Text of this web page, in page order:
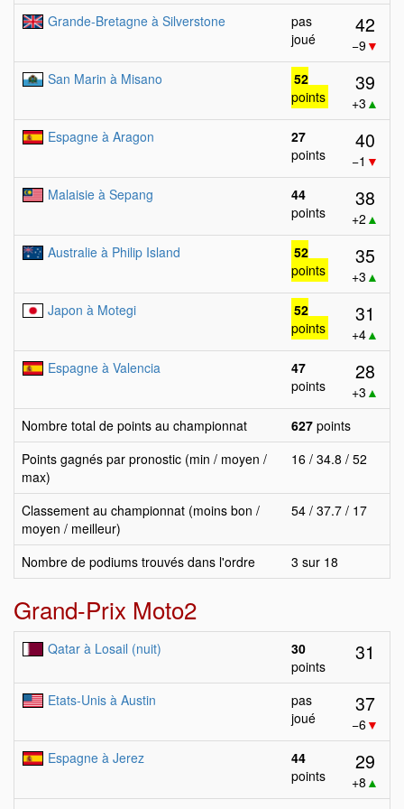
Grande-Bretagne à Silverstone
pas
joué
42
−9▼
San Marin à Misano
52
points
39
+3 ▲
Espagne à Aragon
27
points
40
−1 ▼
Malaisie à Sepang
44
points
38
+2 ▲
Australie à Philip Island
52
points
35
+3 ▲
Japon à Motegi
52
points
31
+4▲
Espagne à Valencia
47
points
28
+3 ▲
Nombre total de points au championnat
627 points
Points gagnés par pronostic (min / moyen /
max)
16 / 34.8 / 52
Classement au championnat (moins bon /
moyen / meilleur)
54 / 37.7 / 17
Nombre de podiums trouvés dans l'ordre 3 sur 18
Grand-Prix Moto2
Qatar à Losail (nuit)
30
points
31
Etats-Unis à Austin
pas
joué
37
−6▼
Espagne à Jerez
44
points
29
+8 ▲